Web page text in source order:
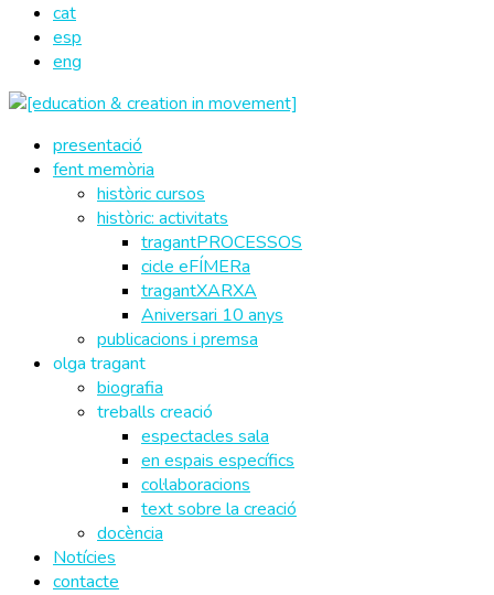
cat
esp
eng
presentació
fent memòria
històric cursos
històric: activitats
tragantPROCESSOS
cicle eFÍMERa
tragantXARXA
Aniversari 10 anys
publicacions i premsa
olga tragant
biografia
treballs creació
espectacles sala
en espais específics
col·laboracions
text sobre la creació
docència
Notícies
contacte